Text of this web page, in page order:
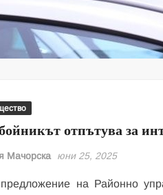
отпътува за
Мачорска юни 25, 2025
на Районно